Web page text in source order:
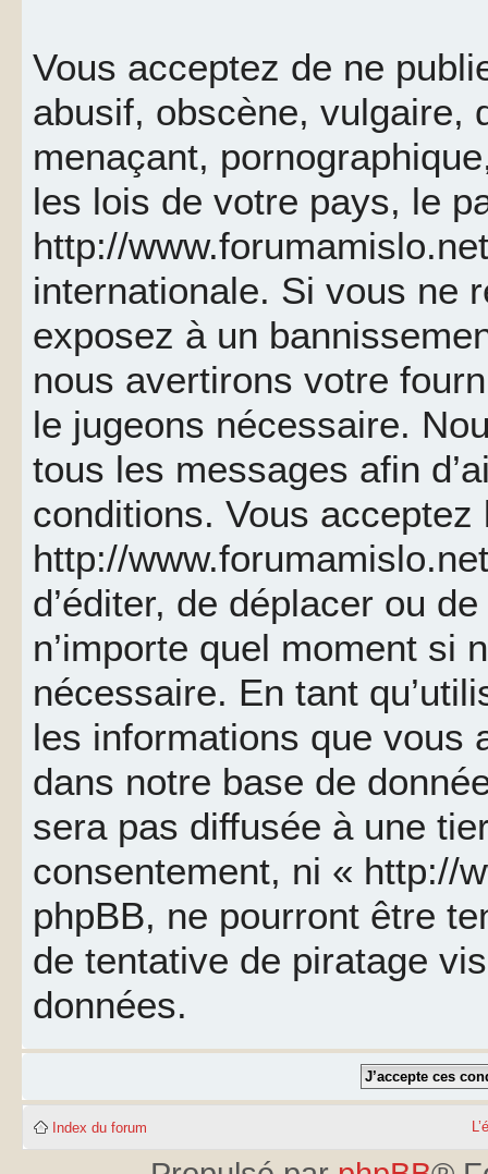
Vous acceptez de ne
abusif, obscène, vulgaire,
menaçant,
les lois de votre pays, le
http://
internationale. Si vous ne
exposez à un
nous avertirons votre
le jugeons nécessaire.
tous les messages afin
conditions. Vous acceptez
http://
d’éditer, de déplacer ou
n’importe quel moment si
nécessaire. En tant
les informations que vous
dans notre base de
sera pas diffusée à une
consentement, ni « http://
phpBB, ne pourront être
de tentative de piratage
données.
Index du forum